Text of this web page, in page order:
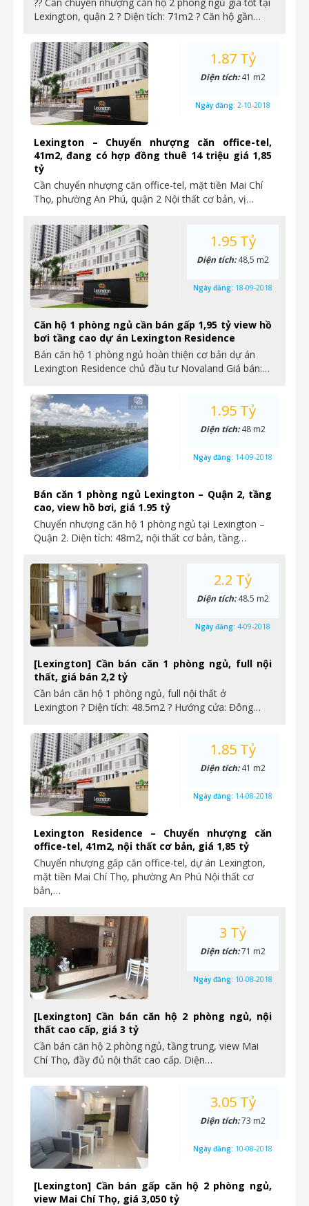
Lexington, quận 2 ? Diện tích: 71m2 ? Căn hộ gần…
Lexington – Chuyển nhượng căn office-tel,
41m2, đang có hợp đồng thuê 14 triệu giá 1,85
tỷ
Cần chuyển nhượng căn office-tel, mặt tiền Mai Chí
Thọ, phường An Phú, quận 2 Nội thất cơ bản, vị…
1.87 Tỷ
Diện tích:41 m2
Ngày đăng: 2-10-2018
Căn hộ 1 phòng ngủ cần bán gấp 1,95 tỷ view hồ
bơi tầng cao dự án Lexington Residence
Bán căn hộ 1 phòng ngủ hoàn thiện cơ bản dự án
Lexington Residence chủ đầu tư Novaland Giá bán:…
1.95 Tỷ
Diện tích:48,5 m2
Ngày đăng: 18-09-2018
Bán căn 1 phòng ngủ Lexington – Quận 2, tầng
cao, view hồ bơi, giá 1.95 tỷ
Chuyển nhượng căn hộ 1 phòng ngủ tại Lexington –
Quận 2. Diện tích: 48m2, nội thất cơ bản, tầng…
1.95 Tỷ
Diện tích:48 m2
Ngày đăng: 14-09-2018
[Lexington] Cần bán căn 1 phòng ngủ, full nội
thất, giá bán 2,2 tỷ
Cần bán căn hộ 1 phòng ngủ, full nội thất ở
Lexington ? Diện tích: 48.5m2 ? Hướng cửa: Đông…
2.2 Tỷ
Diện tích:48.5 m2
Ngày đăng: 4-09-2018
Lexington Residence – Chuyển nhượng căn
office-tel, 41m2, nội thất cơ bản, giá 1,85 tỷ
Chuyển nhượng gấp căn office-tel, dự án Lexington,
mặt tiền Mai Chí Thọ, phường An Phú Nội thất cơ
bản,…
1.85 Tỷ
Diện tích:41 m2
Ngày đăng: 14-08-2018
[Lexington] Cần bán căn hộ 2 phòng ngủ, nội
thất cao cấp, giá 3 tỷ
Cần bán căn hộ 2 phòng ngủ, tầng trung, view Mai
Chí Thọ, đầy đủ nội thất cao cấp. Diện…
3 Tỷ
Diện tích:71 m2
Ngày đăng: 10-08-2018
[Lexington] Cần bán gấp căn hộ 2 phòng ngủ,
view Mai Chí Thọ, giá 3,050 tỷ
3.05 Tỷ
Diện tích:73 m2
Ngày đăng: 10-08-2018